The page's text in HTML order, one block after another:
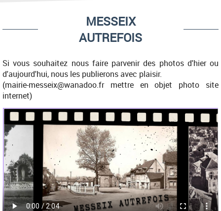
MESSEIX
AUTREFOIS
Si vous souhaitez nous faire parvenir des photos d'hier ou
d'aujourd'hui, nous les publierons avec plaisir.
(mairie-messeix@wanadoo.fr mettre en objet photo site
internet)